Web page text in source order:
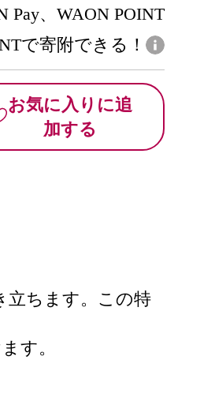
Pay、WAON POINT
で寄附できる！
お気に入りに追
加する
立ちます。この特
す。